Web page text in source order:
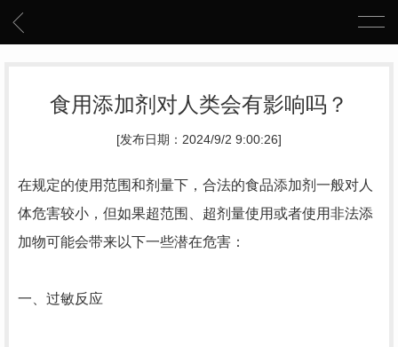
食用添加剂对人类会有影响吗？
[发布日期：2024/9/2 9:00:26]
在规定的使用范围和剂量下，合法的食品添加剂一般对人
体危害较小，但如果超范围、超剂量使用或者使用非法添
加物可能会带来以下一些潜在危害：
一、过敏反应